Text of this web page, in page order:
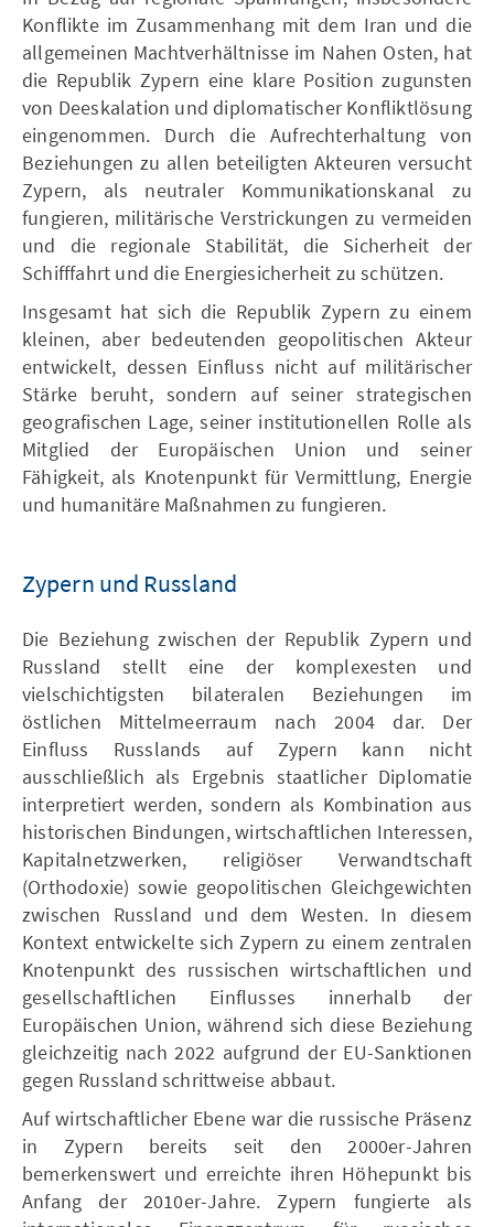
Konflikte im Zusammenhang mit dem Iran und die
allgemeinen Machtverhältnisse im Nahen Osten, hat
die Republik Zypern eine klare Position zugunsten
von Deeskalation und diplomatischer Konfliktlösung
eingenommen. Durch die Aufrechterhaltung von
Beziehungen zu allen beteiligten Akteuren versucht
Zypern, als neutraler Kommunikationskanal zu
fungieren, militärische Verstrickungen zu vermeiden
und die regionale Stabilität, die Sicherheit der
Schifffahrt und die Energiesicherheit zu schützen.
Insgesamt hat sich die Republik Zypern zu einem
kleinen, aber bedeutenden geopolitischen Akteur
entwickelt, dessen Einfluss nicht auf militärischer
Stärke beruht, sondern auf seiner strategischen
geografischen Lage, seiner institutionellen Rolle als
Mitglied der Europäischen Union und seiner
Fähigkeit, als Knotenpunkt für Vermittlung, Energie
und humanitäre Maßnahmen zu fungieren.
Zypern und Russland
Die Beziehung zwischen der Republik Zypern und
Russland stellt eine der komplexesten und
vielschichtigsten bilateralen Beziehungen im
östlichen Mittelmeerraum nach 2004 dar. Der
Einfluss Russlands auf Zypern kann nicht
ausschließlich als Ergebnis staatlicher Diplomatie
interpretiert werden, sondern als Kombination aus
historischen Bindungen, wirtschaftlichen Interessen,
Kapitalnetzwerken, religiöser Verwandtschaft
(Orthodoxie) sowie geopolitischen Gleichgewichten
zwischen Russland und dem Westen. In diesem
Kontext entwickelte sich Zypern zu einem zentralen
Knotenpunkt des russischen wirtschaftlichen und
gesellschaftlichen Einflusses innerhalb der
Europäischen Union, während sich diese Beziehung
gleichzeitig nach 2022 aufgrund der EU-Sanktionen
gegen Russland schrittweise abbaut.
Auf wirtschaftlicher Ebene war die russische Präsenz
in Zypern bereits seit den 2000er-Jahren
bemerkenswert und erreichte ihren Höhepunkt bis
Anfang der 2010er-Jahre. Zypern fungierte als